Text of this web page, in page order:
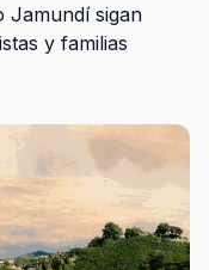
Jamundí sigan
y familias